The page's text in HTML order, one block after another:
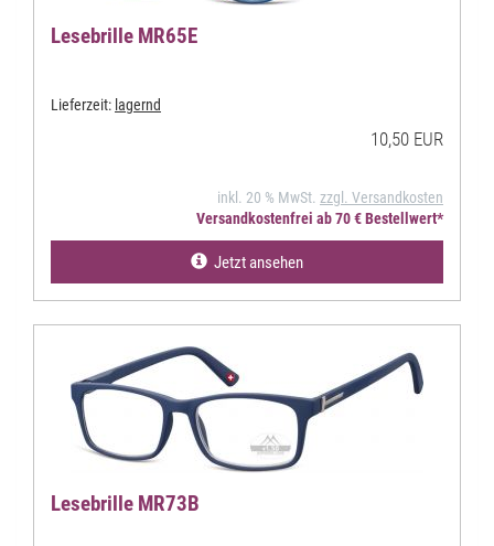
Lesebrille MR65E
Lieferzeit: lagernd
10,50 EUR
inkl. 20 % MwSt. zzgl. Versandkosten
Versandkostenfrei ab 70 € Bestellwert*
Jetzt ansehen
Lesebrille MR73B